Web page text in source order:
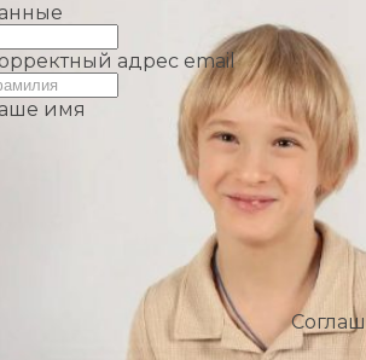
адрес email
имя